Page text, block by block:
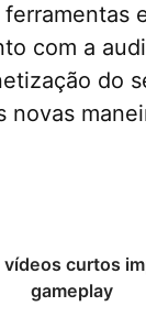
com a
do
novas
vídeos curtos
gameplay